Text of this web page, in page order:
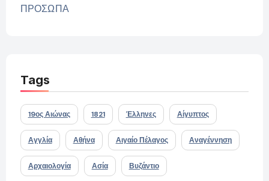
ΠΡΟΣΩΠΑ
Tags
19ος Αιώνας 1821 Έλληνες Αίγυπτος
Αγγλία Αθήνα Αιγαίο Πέλαγος Αναγέννηση
Αρχαιολογία Ασία Βυζάντιο